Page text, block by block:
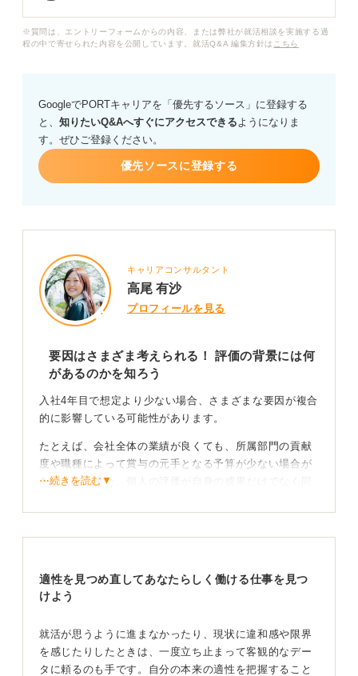
べきか、それとも転職すべきかで迷っているため、会社
また、転職を検討するうえで、何を基準に判断すれば良
いかについても、ぜひアドバイスをいただきたいです。
※質問は、エントリーフォームからの内容、または弊社が就活相談を実施する過
程の中で寄せられた内容を公開しています。就活Q&A 編集方針は こちら
GoogleでPORTキャリアを「優先するソース」に登録する
と、 知りたいQ&Aへすぐにアクセスできるようになりま
す。ぜひご登録ください。
優先ソースに登録する
キャリアコンサルタント
高尾 有沙
プロフィールを見る
要因はさまざま考えられる！ 評価の背景には何
があるのかを知ろう
入社4年目で想定より少ない場合、さまざまな要因が複合
的に影響している可能性があります。
たとえば、会社全体の業績が良くても、所属部門の貢献
度や職種によって賞与の元手となる予算が少ない場合が
あります。また、個人の評価が自身の成果だけでなく同
評価が伸び悩むこともあるでしょう。
そして、評価期間中の休職による日割り計算や、賞与制
度そのものが変更された影響もあるのです。
に予測し、今回の賞与額を意図的に抑えているというケ
ースもあるでしょう。
⋯続きを読む▼
適性を見つめ直してあなたらしく働ける仕事を見つ
けよう
就活が思うように進まなかったり、現状に違和感や限界
を感じたりしたときは、一度立ち止まって客観的なデー
タに頼るのも手です。自分の本来の適性を把握すること